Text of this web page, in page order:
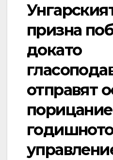
призна
докато
отправят